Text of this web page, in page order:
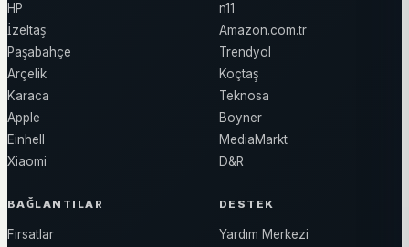
HP
İzeltaş
Paşabahçe
Arçelik
Karaca
Apple
Einhell
Xiaomi
n11
Amazon.com.tr
Trendyol
Koçtaş
Teknosa
Boyner
MediaMarkt
D&R
BAĞLANTILAR
Fırsatlar
DESTEK
Yardım Merkezi